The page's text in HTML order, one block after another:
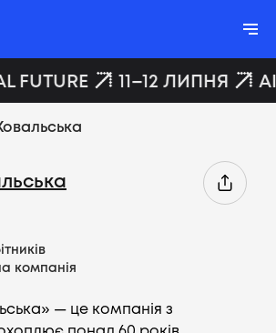
FUTURE 11–12 ЛИПНЯ
компанія
— це компанія з